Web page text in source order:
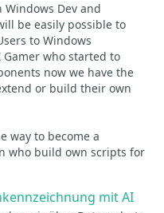
Dev and
be easily possible to
to Windows
Gamer who started to
now we have the
or build their own
way to become a
who build own scripts for
mit AI